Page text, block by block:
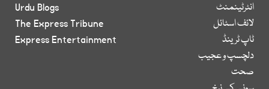
انٹرٹینمنٹ
لائف اسٹائل
ٹاپ ٹرینڈ
دلچسپ و عجیب
صحت
Urdu Blogs
The Express Tribune
Express Entertainment